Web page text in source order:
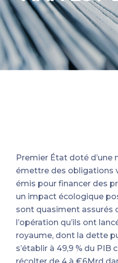
Premier État doté d’une
émettre des obligations
émis pour financer des
un impact écologique
sont quasiment assurés
l’opération qu’ils ont
royaume, dont la dette
s’établir à 49,9 % du PIB